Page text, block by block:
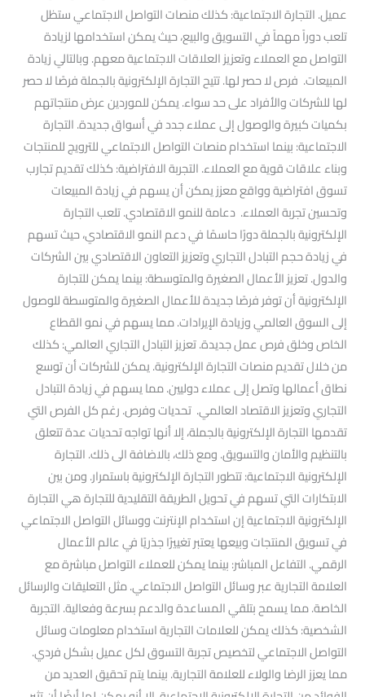
عميل. التجارة الاجتماعية: كذلك منصات التواصل الاجتماعي ستظل
تلعب دوراً مهماً في التسويق والبيع، حيث يمكن استخدامها لزيادة
التواصل مع العملاء وتعزيز العلاقات الاجتماعية معهم. وبالتالي زيادة
المبيعات. فرص لا حصر لها. تتيح التجارة الإلكترونية بالجملة فرصًا لا حصر
لها للشركات والأفراد على حد سواء. يمكن للموردين عرض منتجاتهم
بكميات كبيرة والوصول إلى عملاء جدد في أسواق جديدة. التجارة
الاجتماعية: بينما استخدام منصات التواصل الاجتماعي للترويج للمنتجات
وبناء علاقات قوية مع العملاء. التجربة الافتراضية: كذلك تقديم تجارب
تسوق افتراضية وواقع معزز يمكن أن يسهم في زيادة المبيعات
وتحسين تجربة العملاء. دعامة للنمو الاقتصادي. تلعب التجارة
الإلكترونية بالجملة دورًا حاسمًا في دعم النمو الاقتصادي، حيث تسهم
في زيادة حجم التبادل التجاري وتعزيز التعاون الاقتصادي بين الشركات
والدول. تعزيز الأعمال الصغيرة والمتوسطة: بينما يمكن للتجارة
الإلكترونية أن توفر فرصًا جديدة للأعمال الصغيرة والمتوسطة للوصول
إلى السوق العالمي وزيادة الإيرادات. مما يسهم في نمو القطاع
الخاص وخلق فرص عمل جديدة. تعزيز التبادل التجاري العالمي: كذلك
من خلال تقديم منصات التجارة الإلكترونية. يمكن للشركات أن توسع
نطاق أعمالها وتصل إلى عملاء دوليين. مما يسهم في زيادة التبادل
التجاري وتعزيز الاقتصاد العالمي. تحديات وفرص. رغم كل الفرص التي
تقدمها التجارة الإلكترونية بالجملة، إلا أنها تواجه تحديات عدة تتعلق
بالتنظيم والأمان والتسويق. ومع ذلك، بالاضافة الى ذلك. التجارة
الإلكترونية الاجتماعية: تتطور التجارة الإلكترونية باستمرار. ومن بين
الابتكارات التي تسهم في تحويل الطريقة التقليدية للتجارة هي التجارة
الإلكترونية الاجتماعية إن استخدام الإنترنت ووسائل التواصل الاجتماعي
في تسويق المنتجات وبيعها يعتبر تغييرًا جذريًا في عالم الأعمال
الرقمي. التفاعل المباشر: بينما يمكن للعملاء التواصل مباشرة مع
العلامة التجارية عبر وسائل التواصل الاجتماعي. مثل التعليقات والرسائل
الخاصة. مما يسمح بتلقي المساعدة والدعم بسرعة وفعالية. التجربة
الشخصية: كذلك يمكن للعلامات التجارية استخدام معلومات وسائل
التواصل الاجتماعي لتخصيص تجربة التسوق لكل عميل بشكل فردي.
مما يعزز الرضا والولاء للعلامة التجارية. بينما يتم تحقيق العديد من